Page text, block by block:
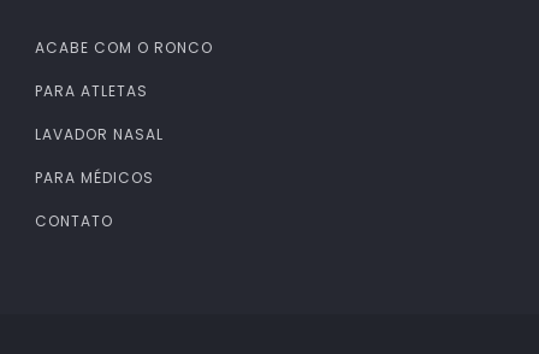
ACABE COM O RONCO
PARA ATLETAS
LAVADOR NASAL
PARA MÉDICOS
CONTATO